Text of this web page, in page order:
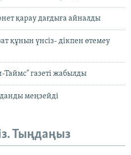
қарау дағдыға айналды
құнын үнсіз- дікпен өтемеу
газеті жабылды
меңзейді
Тыңдаңыз